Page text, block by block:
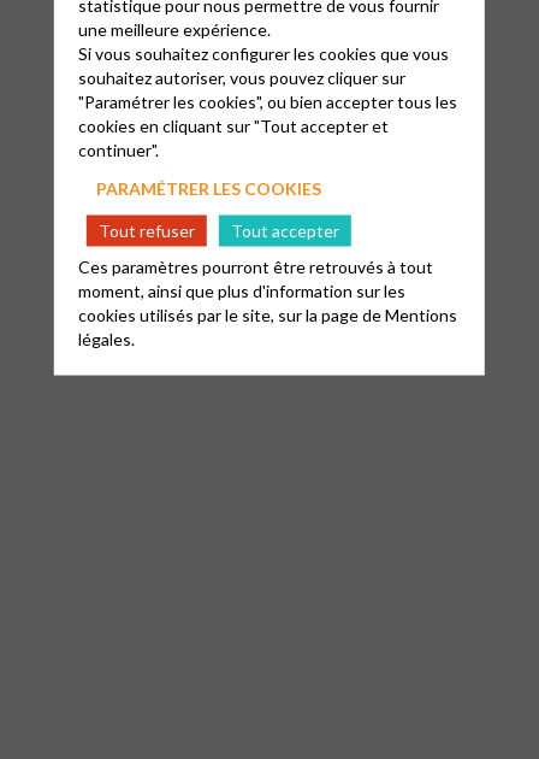
statistique pour nous permettre de vous fournir
une meilleure expérience.
Si vous souhaitez configurer les cookies que vous
souhaitez autoriser, vous pouvez cliquer sur
"Paramétrer les cookies", ou bien accepter tous les
cookies en cliquant sur "Tout accepter et
continuer".
PARAMÉTRER LES COOKIES
Tout refuser
Tout accepter
Ces paramètres pourront être retrouvés à tout
moment, ainsi que plus d'information sur les
cookies utilisés par le site, sur la page deMentions
légales.